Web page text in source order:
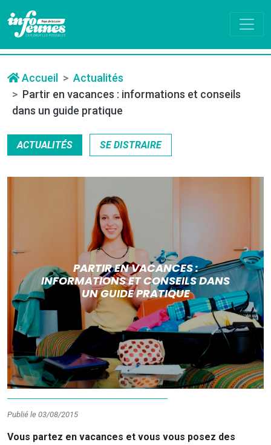
Accueil
Actualités
Partir en vacances : informations et conseils
dans un guide pratique
ACTUALITÉS SE DISTRAIRE
PARTIR EN VACANCES :
INFORMATIONS ET CONSEILS DANS
UN GUIDE PRATIQUE
Publié le 03/08/2015
Vous partez en vacances et vous vous posez des